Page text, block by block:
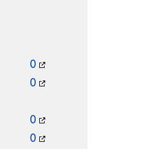
0
0
0
0